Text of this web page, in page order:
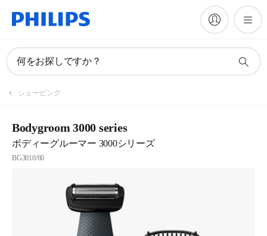
何をお探しですか？
登録
登録
シェービング
Bodygroom 3000 series
ボディーグルーマー 3000シリーズ
BG3010/60